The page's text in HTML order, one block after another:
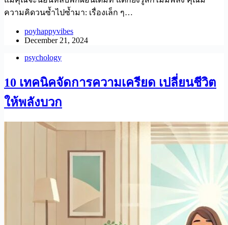
ความคิดวนซ้ำไปซ้ำมา: เรื่องเล็ก ๆ…
poyhappyvibes
December 21, 2024
psychology
10 เทคนิคจัดการความเครียด เปลี่ยนชีวิต
ให้พลังบวก